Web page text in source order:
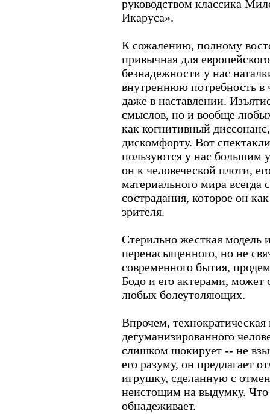
руководством классика
Икаруса».
К сожалению, полному
привычная для
безнадежности у нас
внутреннюю потребность в
даже в наставлении.
смыслов, но и вообще
как когнитивный
дискомфорту. Вот
пользуются у нас большим
он к человеческой плоти,
материального мира
сострадания, которое он
зрителя.
Стерильно жесткая модель
перенасыщенного, но не
современного бытия,
Бодо и его актерами, может
любых болеутоляющих.
Впрочем, технократическая
дегуманизированного
слишком шокирует -- не
его разуму, он предлагает
игрушку, сделанную с
неистощим на выдумку.
обнадеживает.